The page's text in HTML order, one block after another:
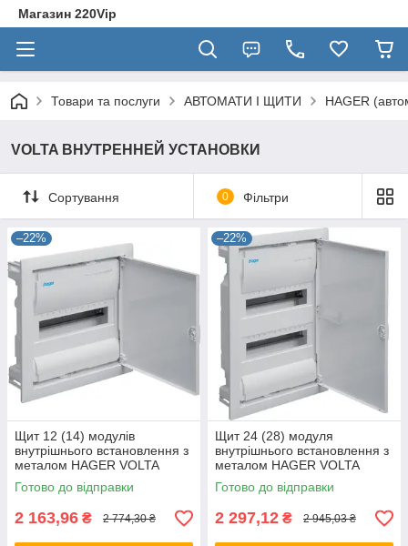
Магазин 220Vip
Товари та послуги АВТОМАТИ І ЩИТИ HAGER
VOLTA ВНУТРЕННЕЙ УСТАНОВКИ
Сортування 0 Фільтри
–22%
Щит 12 (14) модулів
внутрішнього встановлення з
металом HAGER VOLTA
VU12UA, бокс Хагер, шафа
розподільна
Готово до відправки
2 163,96 ₴ 2 774,30 ₴
–22%
Щит 24 (28) модуля
внутрішнього встановлення з
металом HAGER VOLTA
VU24UA, бокс Хагер, шафа
розподільна
Готово до відправки
2 297,12 ₴ 2 945,03 ₴